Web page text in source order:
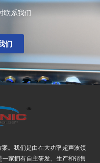
联系我们
们
案。我们是由在大功率超声波领
家拥有自主研发、生产和销售